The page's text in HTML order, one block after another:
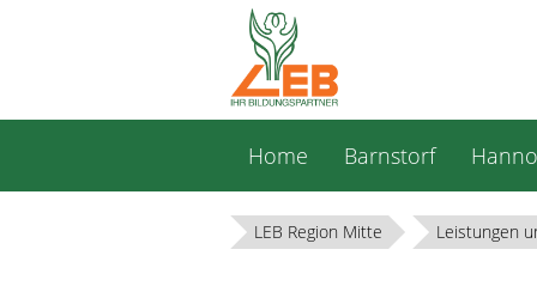
überspringen
Home Barnstorf
LEB Region Mitte Leistungen